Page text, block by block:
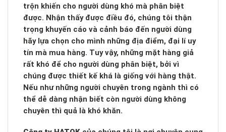
trộn khiến cho người dùng khó mà phân biệt
được. Nhận thấy được điều đó, chúng tôi thận
trọng khuyến cáo và cảnh báo đến người dùng
hãy lựa chọn cho mình những địa điểm, đại lí uy
tín mà mua hàng. Tuy vậy, những mặt hàng giả
rất khó để cho người dùng phân biệt, bởi vì
chúng được thiết kế khá là giống với hàng thật.
Nếu như những người chuyên trong ngành thì có
thể dễ dàng nhận biết còn người dùng không
chuyên thì quả là khó khăn.